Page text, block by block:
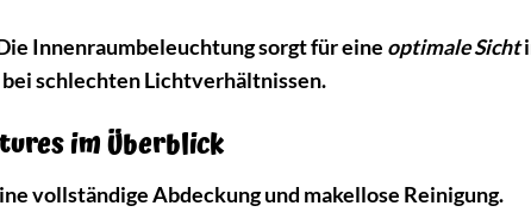
Innenraumbeleuchtung sorgt für eine optimale Sicht
bei schlechten Lichtverhältnissen.
im Überblick
vollständige Abdeckung und makellose Reinigung.